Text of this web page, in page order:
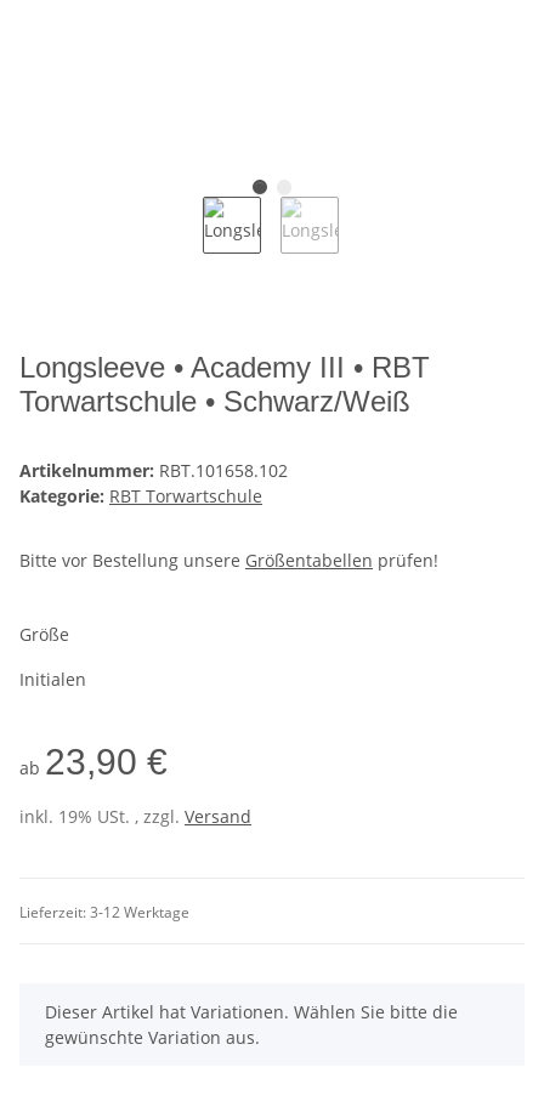
Longsleeve • Academy III • RBT
Torwartschule • Schwarz/Weiß
Artikelnummer: RBT.101658.102
Kategorie: RBT Torwartschule
Bitte vor Bestellung unsere Größentabellen prüfen!
Größe
Initialen
ab 23,90 €
inkl. 19% USt. , zzgl. Versand
Lieferzeit:3-12 Werktage
x
Dieser Artikel hat Variationen. Wählen Sie bitte die
gewünschte Variation aus.